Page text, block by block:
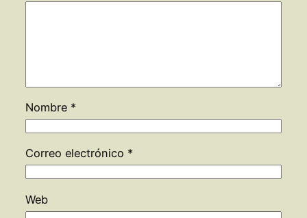
Nombre *
Correo electrónico *
Web